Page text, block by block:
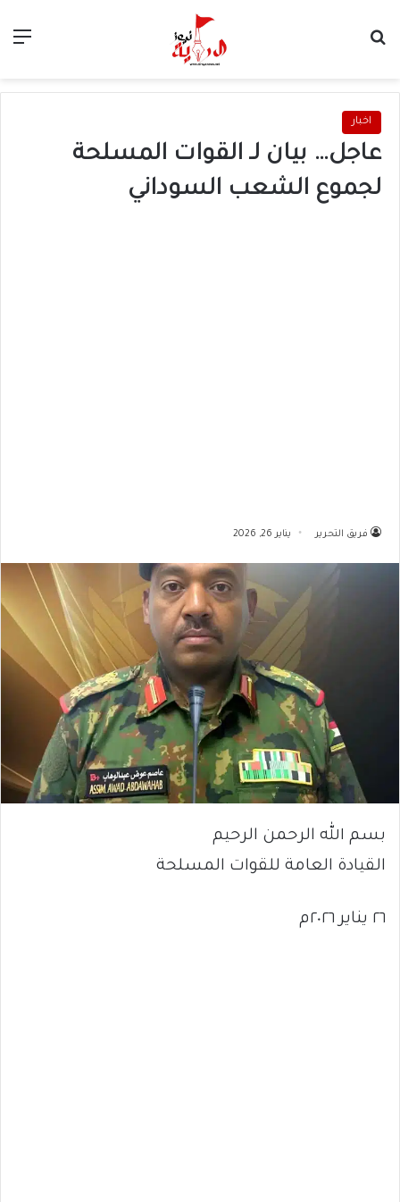
اخبار
عاجل… بيان لـ القوات المسلحة
لجموع الشعب السوداني
فريق التحرير يناير 26, 2026
بسم الله الرحمن الرحيم
القيادة العامة للقوات المسلحة
٢٦ يناير ٢٠٢٦م